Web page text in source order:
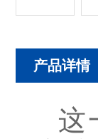
产品详情
这